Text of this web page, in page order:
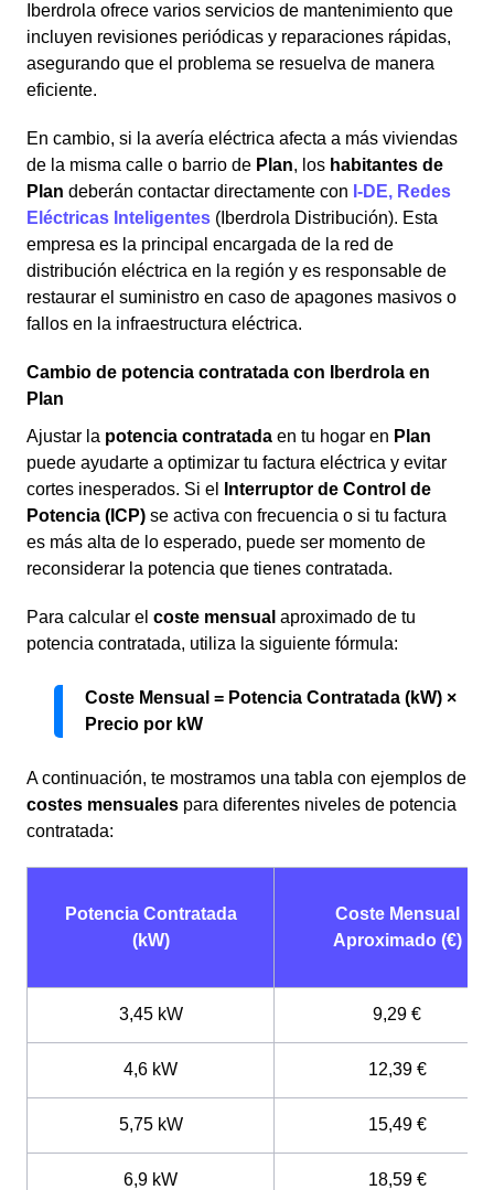
Iberdrola ofrece varios servicios de mantenimiento que
incluyen revisiones periódicas y reparaciones rápidas,
asegurando que el problema se resuelva de manera
eficiente.
En cambio, si la avería eléctrica afecta a más viviendas
de la misma calle o barrio de Plan, los habitantes de
Plan deberán contactar directamente con I-DE, Redes
Eléctricas Inteligentes (Iberdrola Distribución). Esta
empresa es la principal encargada de la red de
distribución eléctrica en la región y es responsable de
restaurar el suministro en caso de apagones masivos o
fallos en la infraestructura eléctrica.
Cambio de potencia contratada con Iberdrola en
Plan
Ajustar la potencia contratada en tu hogar en Plan
puede ayudarte a optimizar tu factura eléctrica y evitar
cortes inesperados. Si el
Interruptor de Control de
Potencia (ICP) se activa con frecuencia o si tu factura
es más alta de lo esperado, puede ser momento de
reconsiderar la potencia que tienes contratada.
Para calcular el coste mensual aproximado de tu
potencia contratada, utiliza la siguiente fórmula:
Coste Mensual = Potencia Contratada (kW) ×
Precio por kW
A continuación, te mostramos una tabla con ejemplos de
costes mensuales para diferentes niveles de potencia
contratada:
Potencia Contratada
(kW)
Coste Mensual
Aproximado (€)
3,45 kW 9,29 €
4,6 kW 12,39 €
5,75 kW 15,49 €
6,9 kW 18,59 €